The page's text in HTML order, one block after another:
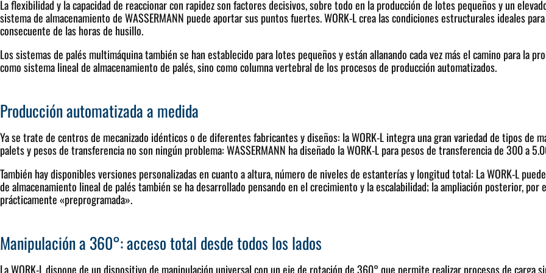
La flexibilidad y la capacidad de reaccionar con rapidez son factores decisivos, sobre todo en la producción de lotes pequeños y un
sistema de almacenamiento de WASSERMANN puede aportar sus puntos fuertes. WORK-L crea las condiciones estructurales ideales
consecuente de las horas de husillo.
Los sistemas de palés multimáquina también se han establecido para lotes pequeños y están allanando cada vez más el camino para la
como sistema lineal de almacenamiento de palés, sino como columna vertebral de los procesos de producción automatizados.
Producción automatizada a medida
Ya se trate de centros de mecanizado idénticos o de diferentes fabricantes y diseños: la WORK-L integra una gran variedad de tipos de
palets y pesos de transferencia no son ningún problema: WASSERMANN ha diseñado la WORK-L para pesos de transferencia de 300 a
También hay disponibles versiones personalizadas en cuanto a altura, número de niveles de estanterías y longitud total: La WORK-L
de almacenamiento lineal de palés también se ha desarrollado pensando en el crecimiento y la escalabilidad; la ampliación posterior,
prácticamente «preprogramada».
Manipulación a 360°: acceso total desde todos los lados
La WORK-L dispone de un dispositivo de manipulación universal con un eje de rotación de 360° que permite realizar procesos de carga